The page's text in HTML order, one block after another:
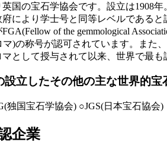
国の宝石学協会です。設立は1908
により学士号と同等レベルである
of the gemmological
)の称号が認可されています。また
として授与されて以来、世界で最も
立したその他の主な世界的宝
独国宝石学協会) ○JGS(日本宝石協会)
企業